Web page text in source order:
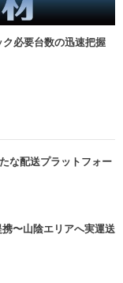
ク必要台数の迅速把握
な配送プラットフォー
〜山陰エリアへ実運送